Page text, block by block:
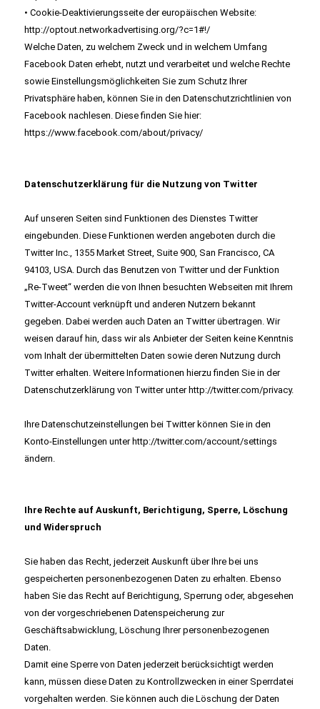
• Cookie-Deaktivierungsseite der europäischen Website:
http://optout.networkadvertising.org/?c=1#!/
Welche Daten, zu welchem Zweck und in welchem Umfang
Facebook Daten erhebt, nutzt und verarbeitet und welche Rechte
sowie Einstellungsmöglichkeiten Sie zum Schutz Ihrer
Privatsphäre haben, können Sie in den Datenschutzrichtlinien von
Facebook nachlesen. Diese finden Sie hier:
https://www.facebook.com/about/privacy/
Datenschutzerklärung für die Nutzung von Twitter
Auf unseren Seiten sind Funktionen des Dienstes Twitter
eingebunden. Diese Funktionen werden angeboten durch die
Twitter Inc., 1355 Market Street, Suite 900, San Francisco, CA
94103, USA. Durch das Benutzen von Twitter und der Funktion
„Re-Tweet“ werden die von Ihnen besuchten Webseiten mit Ihrem
Twitter-Account verknüpft und anderen Nutzern bekannt
gegeben. Dabei werden auch Daten an Twitter übertragen. Wir
weisen darauf hin, dass wir als Anbieter der Seiten keine Kenntnis
vom Inhalt der übermittelten Daten sowie deren Nutzung durch
Twitter erhalten. Weitere Informationen hierzu finden Sie in der
Datenschutzerklärung von Twitter unter http://twitter.com/privacy.
Ihre Datenschutzeinstellungen bei Twitter können Sie in den
Konto-Einstellungen unter http://twitter.com/account/settings
ändern.
Ihre Rechte auf Auskunft, Berichtigung, Sperre, Löschung
und Widerspruch
Sie haben das Recht, jederzeit Auskunft über Ihre bei uns
gespeicherten personenbezogenen Daten zu erhalten. Ebenso
haben Sie das Recht auf Berichtigung, Sperrung oder, abgesehen
von der vorgeschriebenen Datenspeicherung zur
Geschäftsabwicklung, Löschung Ihrer personenbezogenen
Daten.
Damit eine Sperre von Daten jederzeit berücksichtigt werden
kann, müssen diese Daten zu Kontrollzwecken in einer Sperrdatei
vorgehalten werden. Sie können auch die Löschung der Daten